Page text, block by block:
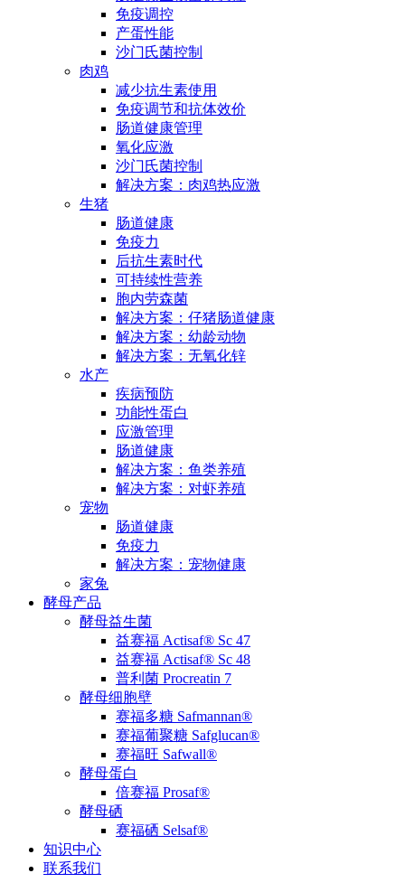
免疫调控
产蛋性能
沙门氏菌控制
肉鸡
减少抗生素使用
免疫调节和抗体效价
肠道健康管理
氧化应激
沙门氏菌控制
解决方案：肉鸡热应激
生猪
肠道健康
免疫力
后抗生素时代
可持续性营养
胞内劳森菌
解决方案：仔猪肠道健康
解决方案：幼龄动物
解决方案：无氧化锌
水产
疾病预防
功能性蛋白
应激管理
肠道健康
解决方案：鱼类养殖
解决方案：对虾养殖
宠物
肠道健康
免疫力
解决方案：宠物健康
家兔
酵母产品
酵母益生菌
益赛福 Actisaf® Sc 47
益赛福 Actisaf® Sc 48
普利菌 Procreatin 7
酵母细胞壁
赛福多糖 Safmannan®
赛福葡聚糖 Safglucan®
赛福旺 Safwall®
酵母蛋白
倍赛福 Prosaf®
酵母硒
赛福硒 Selsaf®
知识中心
联系我们